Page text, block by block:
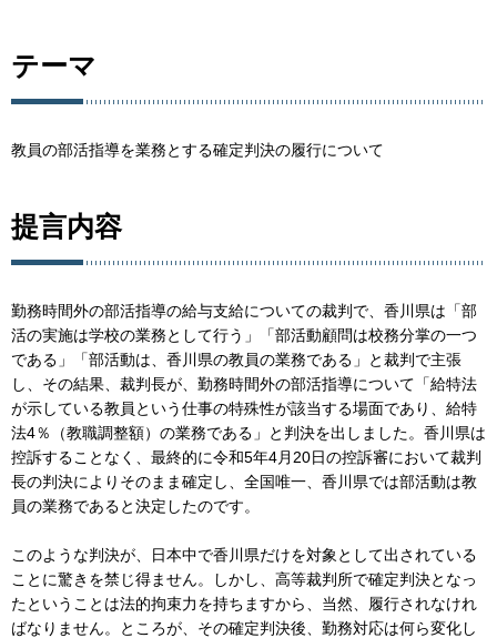
テーマ
教員の部活指導を業務とする確定判決の履行について
提言内容
勤務時間外の部活指導の給与支給についての裁判で、香川県は「部
活の実施は学校の業務として行う」「部活動顧問は校務分掌の一つ
である」「部活動は、香川県の教員の業務である」と裁判で主張
し、その結果、裁判長が、勤務時間外の部活指導について「給特法
が示している教員という仕事の特殊性が該当する場面であり、給特
法4％（教職調整額）の業務である」と判決を出しました。香川県は
控訴することなく、最終的に令和5年4月20日の控訴審において裁判
長の判決によりそのまま確定し、全国唯一、香川県では部活動は教
員の業務であると決定したのです。
このような判決が、日本中で香川県だけを対象として出されている
ことに驚きを禁じ得ません。しかし、高等裁判所で確定判決となっ
たということは法的拘束力を持ちますから、当然、履行されなけれ
ばなりません。ところが、その確定判決後、勤務対応は何ら変化し